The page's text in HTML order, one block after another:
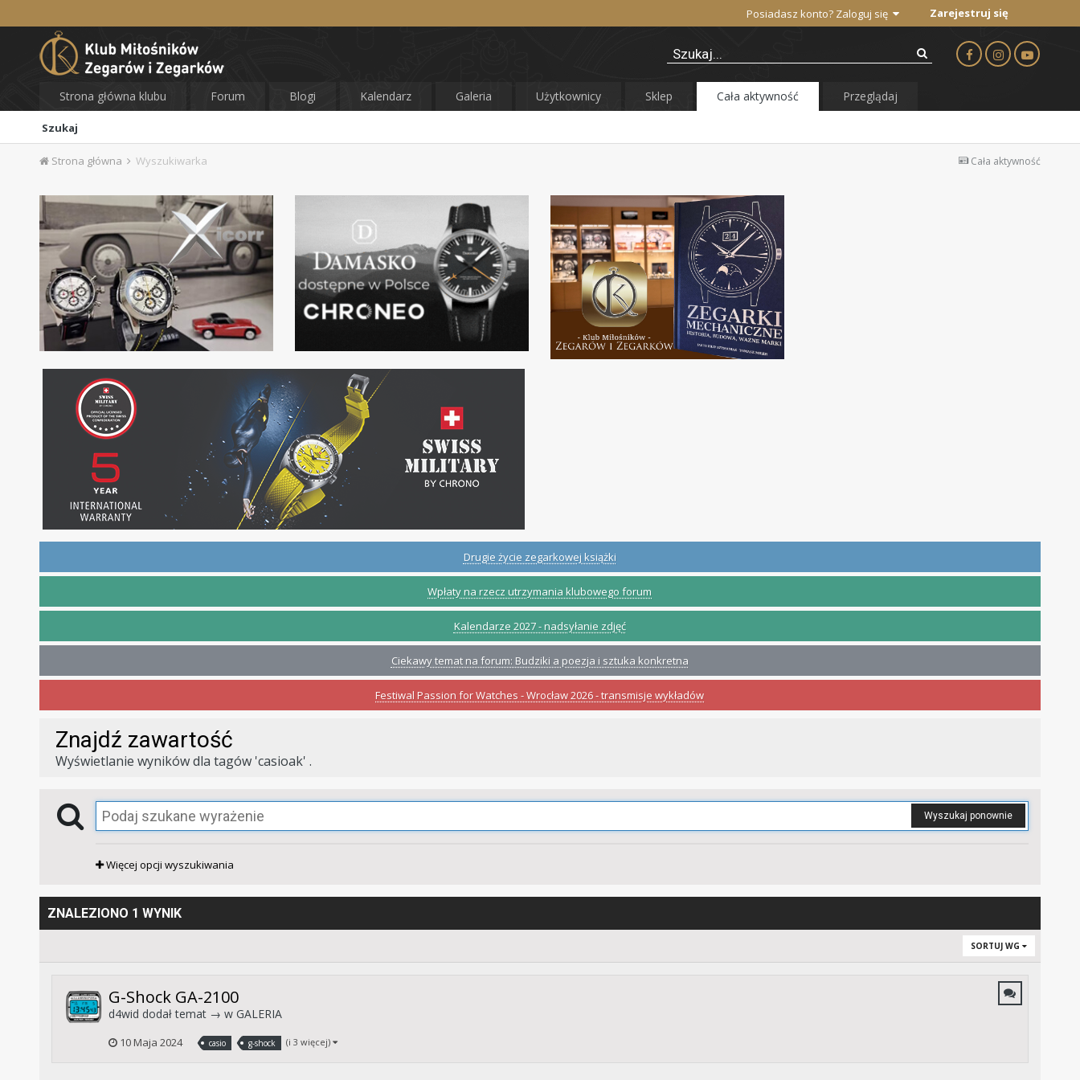
Posiadasz konto? Zaloguj się Zarejestruj się
Strona główna klubu Forum Blogi Kalendarz Galeria Użytkownicy Sklep Cała aktywność
Szukaj
Przeglądaj
Cała aktywność
Strona główna Wyszukiwarka
Drugie życie zegarkowej książki
Wpłaty na rzecz utrzymania klubowego forum
Kalendarze 2027 - nadsyłanie zdjęć
Ciekawy temat na forum: Budziki a poezja i sztuka konkretna
Festiwal Passion for Watches - Wrocław 2026 - transmisje wykładów
Znajdź zawartość
Wyświetlanie wyników dla tagów 'casioak' .
Wyszukaj ponownie
Więcej opcji wyszukiwania
ZNALEZIONO 1 WYNIK
SORTUJ WG
G-Shock GA-2100
d4wid dodał temat → w GALERIA
10 Maja 2024 casio g-shock (i 3 więcej)